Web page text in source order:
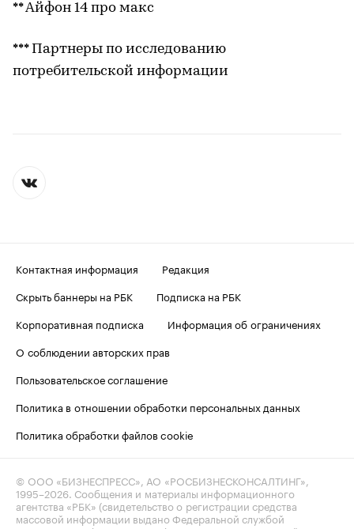
** Айфон 14 про макс
*** Партнеры по исследованию
потребительской информации
Контактная информация
Редакция
Скрыть баннеры на РБК
Подписка на РБК
Корпоративная подписка
Информация об ограничениях
О соблюдении авторских прав
Пользовательское соглашение
Политика в отношении обработки персональных данных
Политика обработки файлов cookie
© ООО «БИЗНЕСПРЕСС», АО «РОСБИЗНЕСКОНСАЛТИНГ»,
1995–2026. Сообщения и материалы информационного
агентства «РБК» (свидетельство о регистрации средства
массовой информации выдано Федеральной службой